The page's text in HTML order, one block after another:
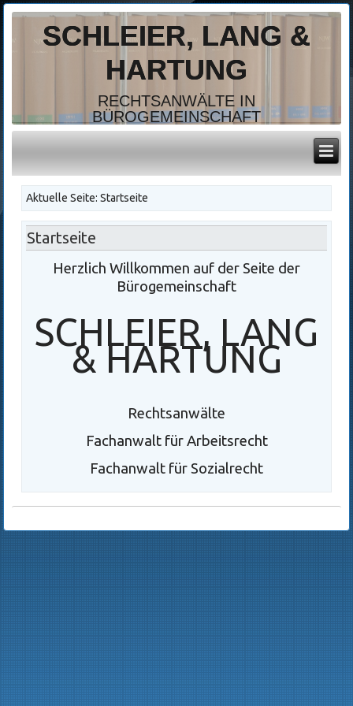
SCHLEIER, LANG &
HARTUNG
RECHTSANWÄLTE IN
BÜROGEMEINSCHAFT
Aktuelle Seite:Startseite
Startseite
Herzlich Willkommen auf der Seite der
Bürogemeinschaft
SCHLEIER, LANG
& HARTUNG
Rechtsanwälte
Fachanwalt für Arbeitsrecht
Fachanwalt für Sozialrecht